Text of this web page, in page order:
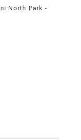
North Park -